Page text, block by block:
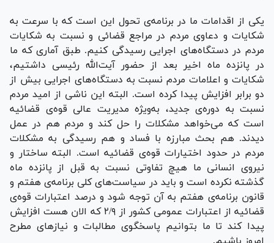
یکی از اقدامات ما در برنامه‌ی تحول این است که با سرعت به
شکایات و دعاوی مردم در مراجع قضائی و نسبت به شکایات
مردم در دستگاه‌های اجرایی رسیدگی کنیم. طبق آماری که ما
در پانزده ماه اخیر بعد از حضور آیت‌الله رئیسی داشتیم،
شکایات و اعلامات مردم نسبت به دستگاه‌های اجرایی بیش از
دو برابر افزایش پیدا کرده است. البته این ناشی از امید مردم
نسبت به دوره‌ی جدید، به‌ویژه‌ مدیریت عالی قوه‌ی قضائیه
است که می‌خواهد مشکلات را حل کند و مردم هم در عمل
دیدند. هم بحث مبارزه با فساد و هم رسیدگی به مشکلات
مردم در حدود اختیارات قوه‌ی قضائیه است. البته ساختار و
نیروی انسانی ما هیچ تفاوتی نسبت به قبل از پانزده ماه
گذشته نکرده است و باید در سیاست‌های کلی برنامه‌ی هفتم و
قانون برنامه‌ی هفتم به آن توجه شود و درصد اعتبارات قوه‌ی
قضائیه از اعتبارات عمومی کشور از ۲/۹ که الان هست افزایش
پیدا کند تا ما بتوانیم پاسخگوی مطالبات و نیازهای مطرح